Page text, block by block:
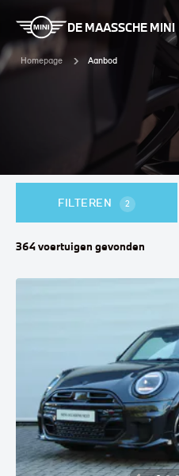
DE MAASSCHE MINI
Homepage Aanbod
FILTEREN 2
364voertuigen gevonden